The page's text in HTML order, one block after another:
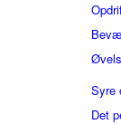
Syre
Det